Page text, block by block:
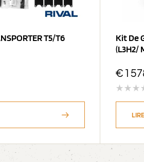
T5/T6
Kit De
(L3H2/
€ 1